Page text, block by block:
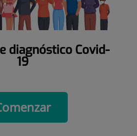
diagnóstico Covid-
19